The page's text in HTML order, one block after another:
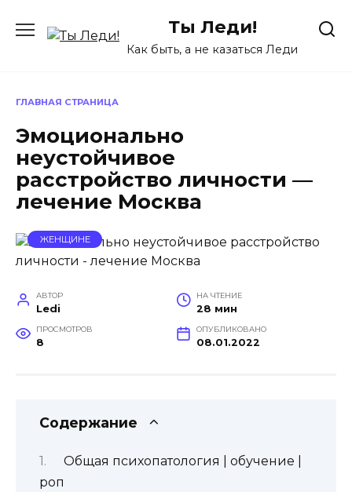
содержанию
Ты Леди!
Как быть, а не казаться Леди
ГЛАВНАЯ СТРАНИЦА
Эмоционально
неустойчивое
расстройство личности —
лечение Москва
ЖЕНЩИНЕ
АВТОР
Ledi
НА ЧТЕНИЕ
28 мин
ПРОСМОТРОВ
8
ОПУБЛИКОВАНО
08.01.2022
Содержание
Общая психопатология | обучение |
роп